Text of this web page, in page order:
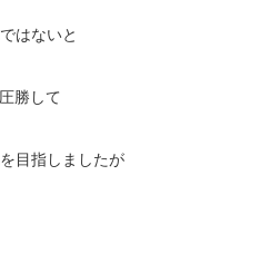
はないと
勝して
目指しましたが